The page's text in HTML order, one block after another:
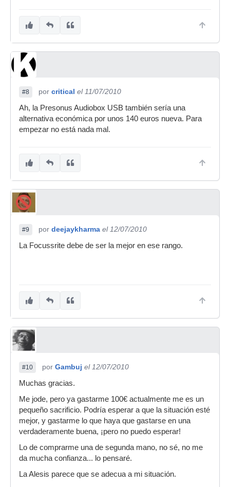
#8 por critical el 11/07/2010
Ah, la Presonus Audiobox USB también sería una
alternativa económica por unos 140 euros nueva. Para
empezar no está nada mal.
#9 por deejaykharma el 12/07/2010
La Focussrite debe de ser la mejor en ese rango.
#10 por Gambuj el 12/07/2010
Muchas gracias.
Me jode, pero ya gastarme 100€ actualmente me es un
pequeño sacrificio. Podría esperar a que la situación esté
mejor, y gastarme lo que haya que gastarse en una
verdaderamente buena, ¡pero no puedo esperar!
Lo de comprarme una de segunda mano, no sé, no me
da mucha confianza... lo pensaré.
La Alesis parece que se adecua a mi situación.